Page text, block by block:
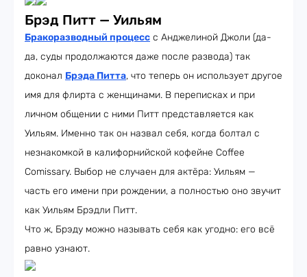
Брэд Питт — Уильям
Бракоразводный процесс с Анджелиной Джоли (да-
да, суды продолжаются даже после развода) так
доконал Брэда Питта, что теперь он использует другое
имя для флирта с женщинами. В переписках и при
личном общении с ними Питт представляется как
Уильям. Именно так он назвал себя, когда болтал с
незнакомкой в калифорнийской кофейне Coffee
Comissary. Выбор не случаен для актёра: Уильям —
часть его имени при рождении, а полностью оно звучит
как Уильям Брэдли Питт.
Что ж, Брэду можно называть себя как угодно: его всё
равно узнают.